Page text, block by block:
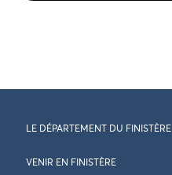
LE DÉPARTEMENT DU FINISTÈRE
VENIR EN FINISTÈRE